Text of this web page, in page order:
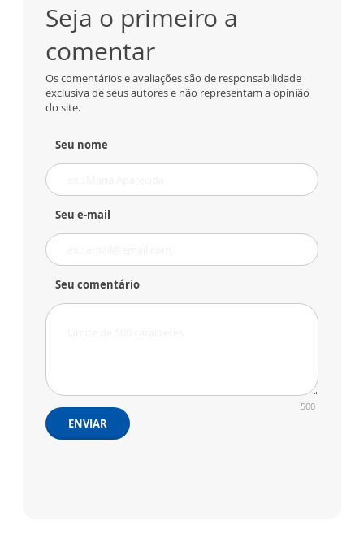
Seja o primeiro a
comentar
Os comentários e avaliações são de responsabilidade
exclusiva de seus autores e não representam a opinião
do site.
Seu nome
Seu e-mail
Seu comentário
500
ENVIAR